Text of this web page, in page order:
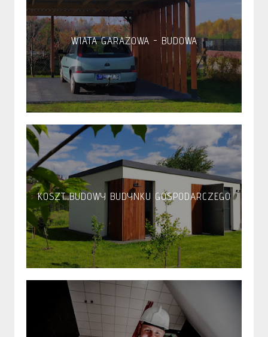
WIATA GARAŻOWA - BUDOWA
KOSZT BUDOWY BUDYNKU GOSPODARCZEGO